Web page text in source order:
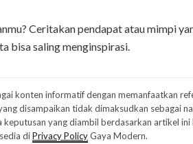
Ceritakan pendapat atau mimpi
bisa saling menginspirasi.
konten informatif dengan memanfaatkan
disampaikan tidak dimaksudkan sebagai
keputusan yang diambil berdasarkan artikel
diPrivacy PolicyGaya Modern.